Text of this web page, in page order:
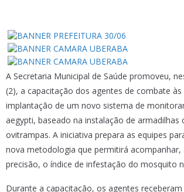
A Secretaria Municipal de Saúde promoveu,
(2), a capacitação dos agentes de combate
implantação de um novo sistema de
aegypti, baseado na instalação de armadilhas
ovitrampas. A iniciativa prepara as equipes
nova metodologia que permitirá acompanhar,
precisão, o índice de infestação do mosquito
Durante a capacitação, os agentes